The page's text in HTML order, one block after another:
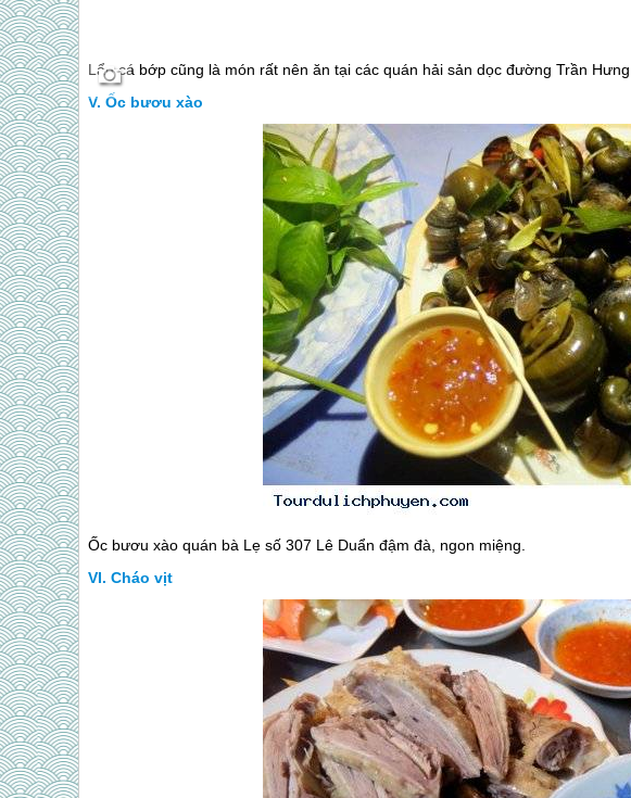
Lẩu cá bớp cũng là món rất nên ăn tại các quán hải sản dọc đường Trần
Ốc bươu xào
Ốc bươu xào quán bà Lẹ số 307 Lê Duẩn đậm đà, ngon miệng.
Cháo vịt